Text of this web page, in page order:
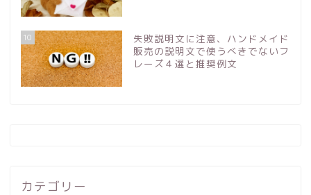
10
失敗説明文に注意、ハンドメイド
販売の説明文で使うべきでないフ
レーズ４選と推奨例文
カテゴリー